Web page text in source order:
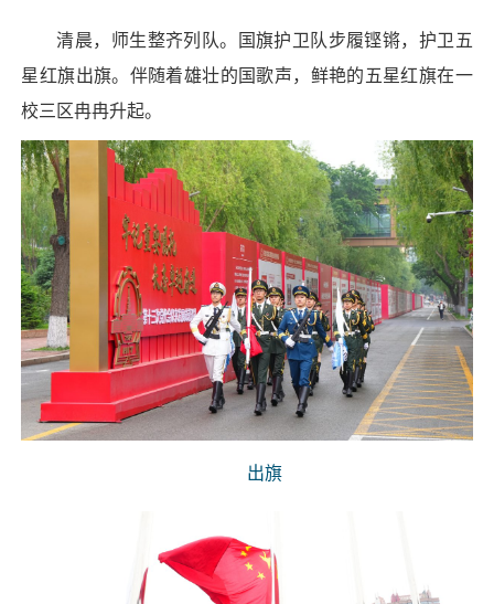
清晨，师生整齐列队。国旗护卫队步履铿锵，护卫五
星红旗出旗。伴随着雄壮的国歌声，鲜艳的五星红旗在一
校三区冉冉升起。
出旗